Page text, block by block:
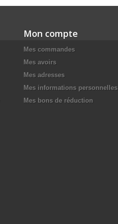
Mon compte
Mes commandes
Mes avoirs
Mes adresses
Mes informations personnelles
Mes bons de réduction